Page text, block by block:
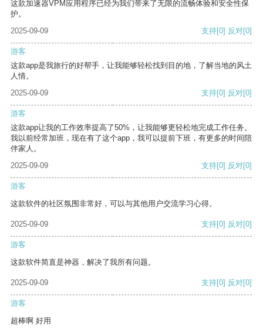
这款加速器VPM应用程序已经为我们带来了无限的流畅体验和安全性保
护。
2025-09-09
支持[0] 反对[0]
游客
这款app是我旅行的好帮手，让我能够轻松找到目的地，了解当地的风土
人情。
2025-09-09
支持[0] 反对[0]
游客
这款app让我的工作效率提高了50%，让我能够更轻松地完成工作任务。
我以前经常加班，现在有了这个app，我可以提前下班，有更多的时间陪
伴家人。
2025-09-09
支持[0] 反对[0]
游客
这款软件的社区氛围非常好，可以与其他用户交流学习心得。
2025-09-09 支持[0] 反对[0]
游客
这款软件简直是神器，解决了我所有问题。
2025-09-09 支持[0] 反对[0]
游客
超棒啊 好用